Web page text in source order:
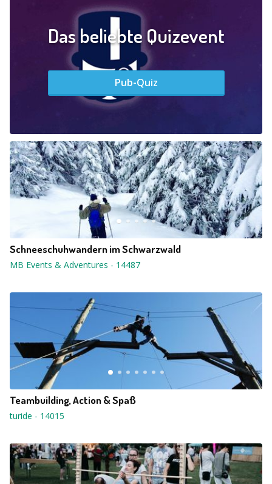
Das beliebte Quizevent
Pub-Quiz
Schneeschuhwandern im Schwarzwald
MB Events & Adventures - 14487
Teambuilding, Action & Spaß
turide - 14015